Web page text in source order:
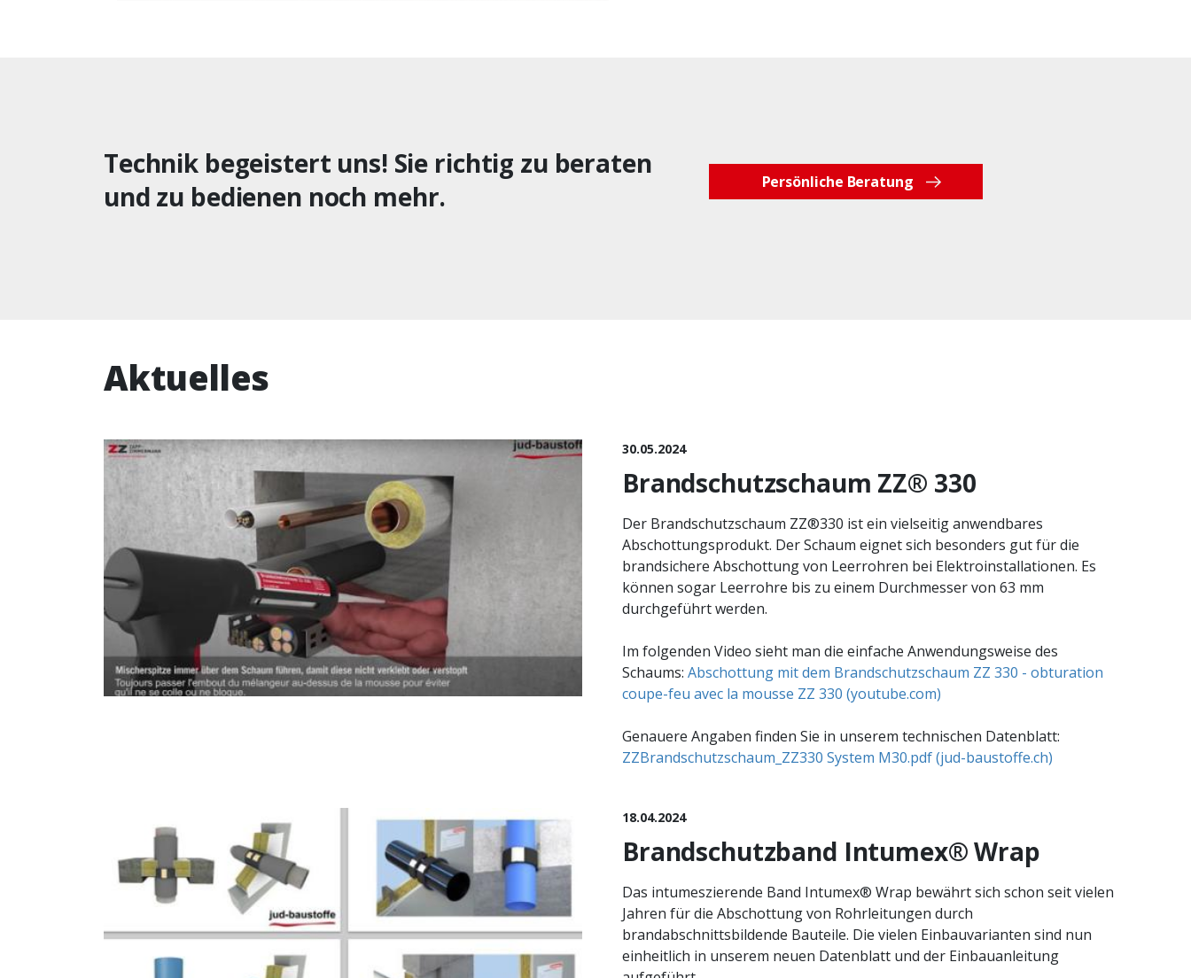
Technik begeistert uns! Sie richtig zu beraten
und zu bedienen noch mehr.
Persönliche Beratung
Aktuelles
30.05.2024
Brandschutzschaum ZZ® 330
Der Brandschutzschaum ZZ®330 ist ein vielseitig anwendbares
Abschottungsprodukt. Der Schaum eignet sich besonders gut für die
brandsichere Abschottung von Leerrohren bei Elektroinstallationen. Es
können sogar Leerrohre bis zu einem Durchmesser von 63 mm
durchgeführt werden.
Im folgenden Video sieht man die einfache Anwendungsweise des
Schaums: Abschottung mit dem Brandschutzschaum ZZ 330 - obturation
coupe-feu avec la mousse ZZ 330 (youtube.com)
Genauere Angaben finden Sie in unserem technischen Datenblatt:
ZZBrandschutzschaum_ZZ330 System M30.pdf (jud-baustoffe.ch)
18.04.2024
Brandschutzband Intumex® Wrap
Das intumeszierende Band Intumex® Wrap bewährt sich schon seit vielen
Jahren für die Abschottung von Rohrleitungen durch
brandabschnittsbildende Bauteile. Die vielen Einbauvarianten sind nun
einheitlich in unserem neuen Datenblatt und der Einbauanleitung